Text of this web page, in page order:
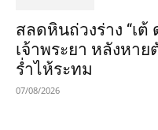
สลดหินถ่วงร่าง “เ
เจ้าพระยา หลังหา
ร่ำไห้ระทม
07/08/2026